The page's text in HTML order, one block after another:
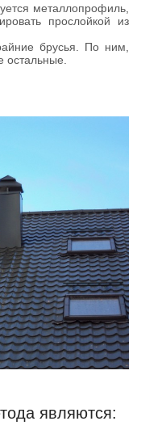
металлопрофиль,
прослойкой из
брусья. По ним,
являются: